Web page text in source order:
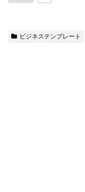
ビジネステンプレート